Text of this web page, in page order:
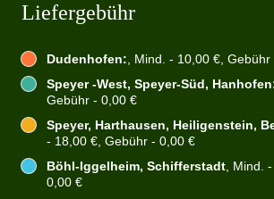
Liefergebühr
Dudenhofen:, Mind. - 10,00 €, Gebühr
Speyer -West, Speyer-Süd,
Gebühr - 0,00 €
Speyer, Harthausen, Heiligenstein,
- 18,00 €, Gebühr - 0,00 €
Böhl-Iggelheim, Schifferstadt, Mind.
0,00 €